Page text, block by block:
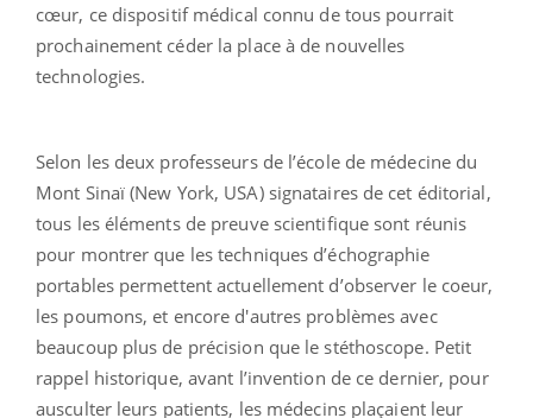
cœur, ce dispositif médical connu de tous pourrait
prochainement céder la place à de nouvelles
technologies.
Selon les deux professeurs de l’école de médecine du
Mont Sinaï (New York, USA) signataires de cet éditorial,
tous les éléments de preuve scientifique sont réunis
pour montrer que les techniques d’échographie
portables permettent actuellement d’observer le coeur,
les poumons, et encore d'autres problèmes avec
beaucoup plus de précision que le stéthoscope. Petit
rappel historique, avant l’invention de ce dernier, pour
ausculter leurs patients, les médecins plaçaient leur